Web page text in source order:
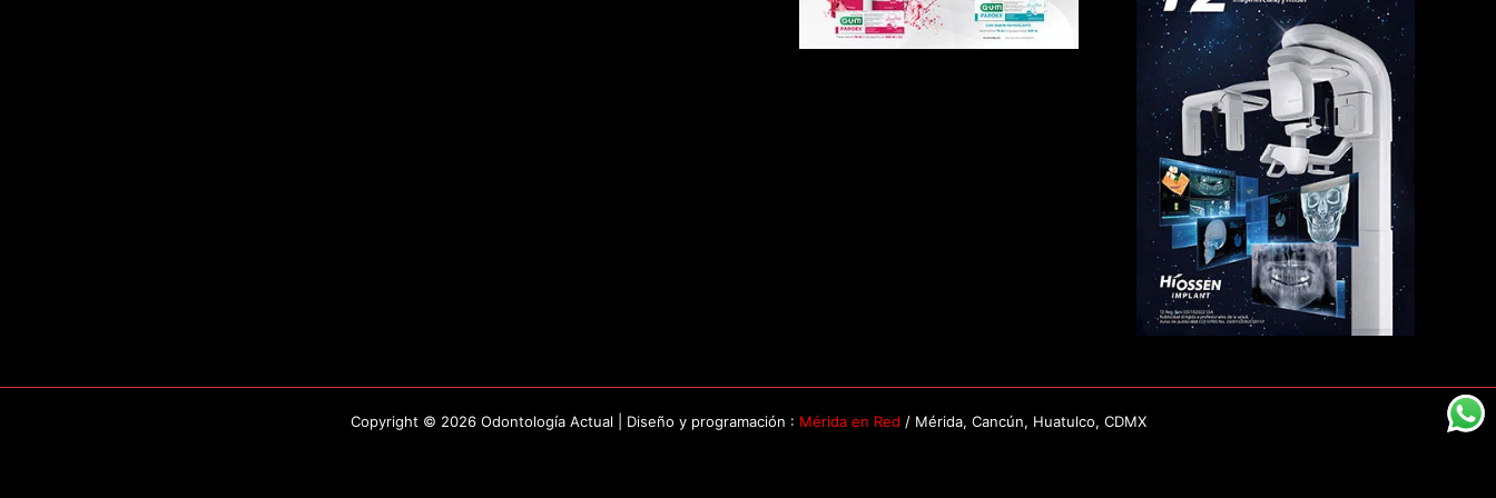
Copyright © 2026 Odontología Actual | Diseño y programación : Mérida en Red / Mérida, Cancún, Huatulco, CDMX